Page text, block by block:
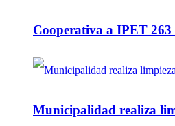
Cooperativa a IPET 263
Municipalidad realiza